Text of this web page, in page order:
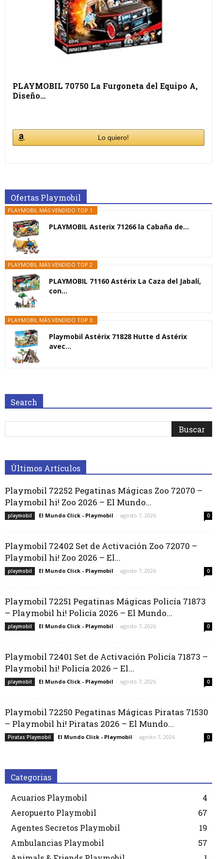
PLAYMOBIL 70750 La Furgoneta del Equipo A,
Diseño…
Lo quiero!
Ofertas Playmobil
PLAYMOBIL MÁS VENDIDO TOP 1
PLAYMOBIL Asterix 71266 la Cabaña de...
PLAYMOBIL MÁS VENDIDO TOP 2
PLAYMOBIL 71160 Astérix La Caza del Jabalí,
con...
PLAYMOBIL MÁS VENDIDO TOP 3
Playmobil Astérix 71828 Hutte d Astérix
avec...
Search
Últimos Artículos
Playmobil 72252 Pegatinas Mágicas Zoo 72070 –
Playmobil hi! Zoo 2026 – El Mundo...
playmobil El Mundo Click - Playmobil - agosto 7, 2026 0
Playmobil 72402 Set de Activación Zoo 72070 –
Playmobil hi! Zoo 2026 – El...
playmobil El Mundo Click - Playmobil - agosto 7, 2026 0
Playmobil 72251 Pegatinas Mágicas Policía 71873
– Playmobil hi! Policía 2026 – El Mundo...
playmobil El Mundo Click - Playmobil - agosto 7, 2026 0
Playmobil 72401 Set de Activación Policía 71873 –
Playmobil hi! Policía 2026 – El...
playmobil El Mundo Click - Playmobil - agosto 7, 2026 0
Playmobil 72250 Pegatinas Mágicas Piratas 71530
– Playmobil hi! Piratas 2026 – El Mundo...
Piratas Playmobil El Mundo Click - Playmobil - agosto 7, 2026 0
Categorias
Acuarios Playmobil
4
Aeropuerto Playmobil
67
Agentes Secretos Playmobil
19
Ambulancias Playmobil
57